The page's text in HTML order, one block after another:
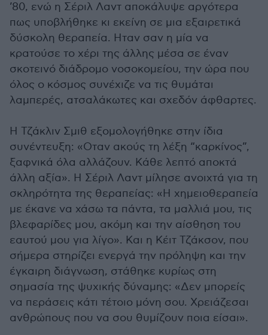
’80, ενώ η Σέριλ Λαντ αποκάλυψε αργότερα
πως υποβλήθηκε κι εκείνη σε μια εξαιρετικά
δύσκολη θεραπεία. Ηταν σαν η μία να
κρατούσε το χέρι της άλλης μέσα σε έναν
σκοτεινό διάδρομο νοσοκομείου, την ώρα που
όλος ο κόσμος συνέχιζε να τις θυμάται
λαμπερές, ατσαλάκωτες και σχεδόν άφθαρτες.
Η Τζάκλιν Σμιθ εξομολογήθηκε στην ίδια
συνέντευξη: «Οταν ακούς τη λέξη “καρκίνος”,
ξαφνικά όλα αλλάζουν. Κάθε λεπτό αποκτά
άλλη αξία». Η Σέριλ Λαντ μίλησε ανοιχτά για τη
σκληρότητα της θεραπείας: «Η χημειοθεραπεία
με έκανε να χάσω τα πάντα, τα μαλλιά μου, τις
βλεφαρίδες μου, ακόμη και την αίσθηση του
εαυτού μου για λίγο». Και η Κέιτ Τζάκσον, που
σήμερα στηρίζει ενεργά την πρόληψη και την
έγκαιρη διάγνωση, στάθηκε κυρίως στη
σημασία της ψυχικής δύναμης: «Δεν μπορείς
να περάσεις κάτι τέτοιο μόνη σου. Χρειάζεσαι
ανθρώπους που να σου θυμίζουν ποια είσαι».